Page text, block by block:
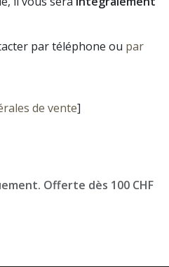
par téléphone ou par
de vente]
Offerte dès 100 CHF